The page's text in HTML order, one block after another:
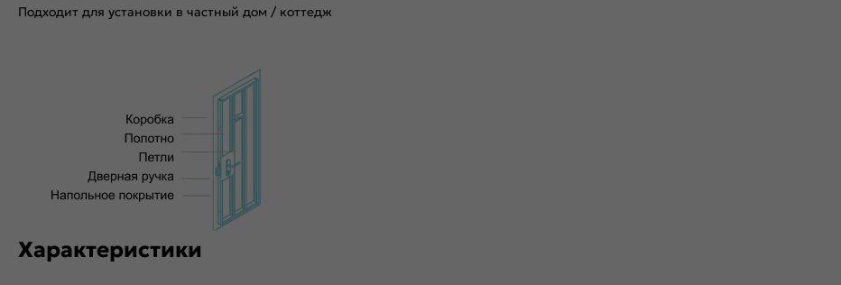
Подходит для установки в частный дом / коттедж
Характеристики